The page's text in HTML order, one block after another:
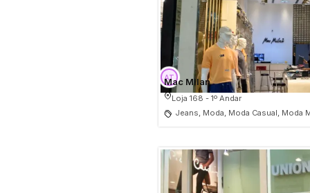
Mac Milan
Loja 168 - 1º Andar
Jeans, Moda, Moda Casual, Moda